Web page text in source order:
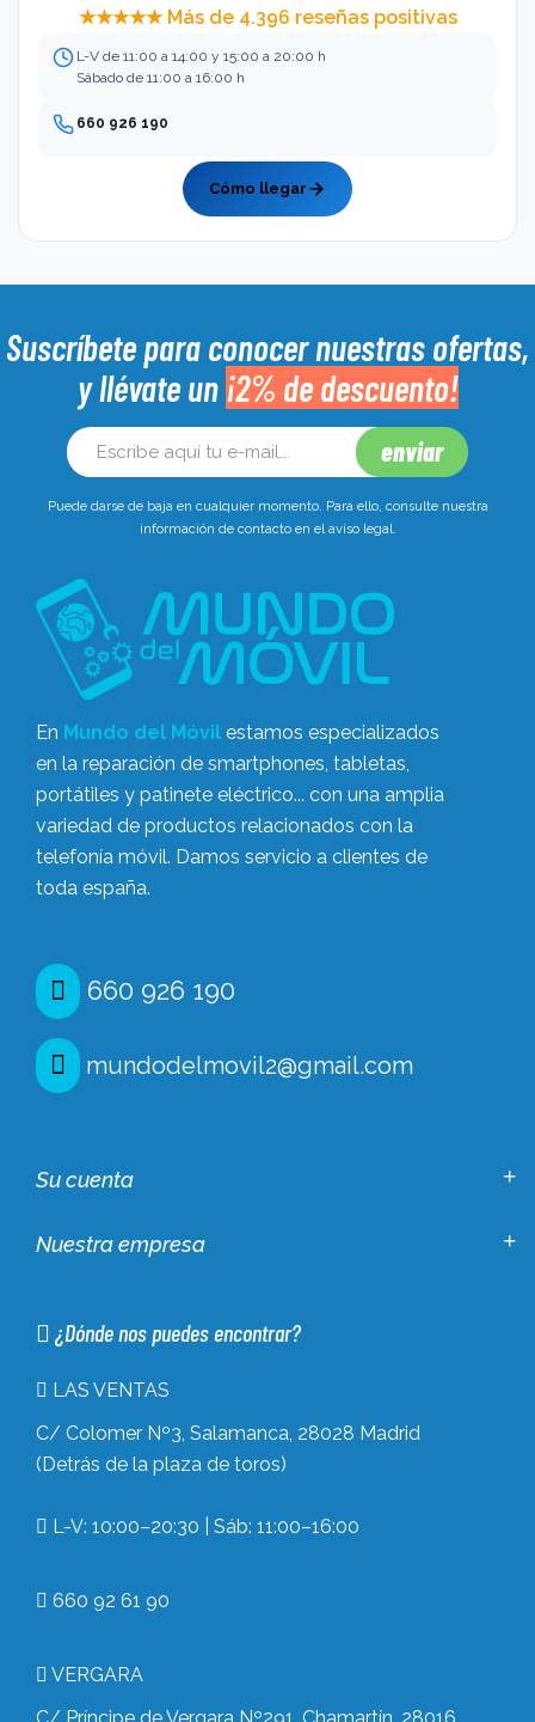
★★★★★ Más de 4.396 reseñas positivas
L-V de 11:00 a 14:00 y 15:00 a 20:00 h
Sábado de 11:00 a 16:00 h
660 926 190
Cómo llegar
Suscríbete para conocer nuestras ofertas,
y llévate un ¡2% de descuento!
Puede darse de baja en cualquier momento. Para ello, consulte nuestra
información de contacto en el aviso legal.
En Mundo del Móvil estamos especializados
en la reparación de smartphones, tabletas,
portátiles y patinete eléctrico... con una amplia
variedad de productos relacionados con la
telefonía móvil. Damos servicio a clientes de
toda españa.
660 926 190
mundodelmovil2@gmail.com
Su cuenta
Nuestra empresa
¿Dónde nos puedes encontrar?
LAS VENTAS
C/ Colomer Nº3, Salamanca, 28028 Madrid
(Detrás de la plaza de toros)
L-V: 10:00–20:30 | Sáb: 11:00–16:00
660 92 61 90
VERGARA
C/ Príncipe de Vergara Nº291, Chamartín, 28016